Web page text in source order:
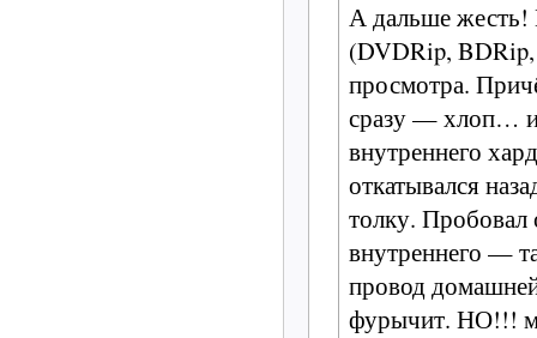
А дальше жесть!
(DVDRip, BDRip,
просмотра.
сразу — хлоп… и
внутреннего
откатывался
толку. Пробовал
внутреннего —
провод
фурычит. НО!!!